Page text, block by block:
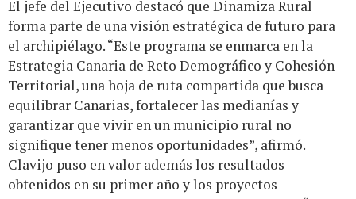
El jefe del Ejecutivo destacó que Dinamiza Rural
forma parte de una visión estratégica de futuro para
el archipiélago. “Este programa se enmarca en la
Estrategia Canaria de Reto Demográfico y Cohesión
Territorial, una hoja de ruta compartida que busca
equilibrar Canarias, fortalecer las medianías y
garantizar que vivir en un municipio rural no
signifique tener menos oportunidades”, afirmó.
Clavijo puso en valor además los resultados
obtenidos en su primer año y los proyectos